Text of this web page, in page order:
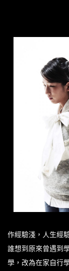
作經驗淺，人生經
誰想到原來曾遇到
學，改為在家自行